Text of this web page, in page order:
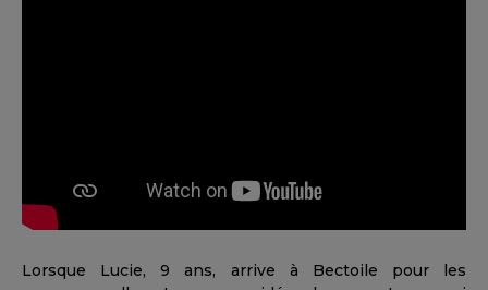
Lorsque Lucie, 9 ans, arrive à Bectoile pour les